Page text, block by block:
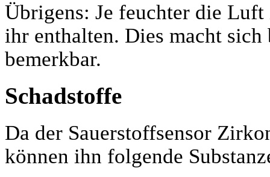
Übrigens: Je feuchter die
ihr enthalten. Dies macht sich
bemerkbar.
Schadstoffe
Da der Sauerstoffsensor
können ihn folgende